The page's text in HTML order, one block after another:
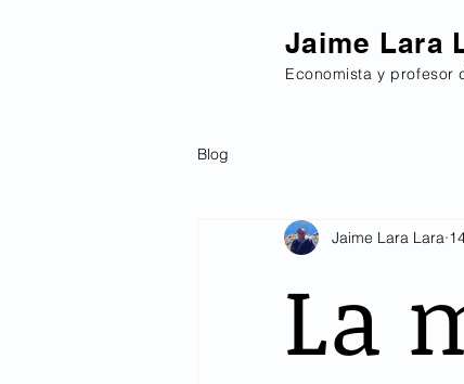
Jaime Lara
Economista y profesor
Blog
La
Jaime Lara Lara